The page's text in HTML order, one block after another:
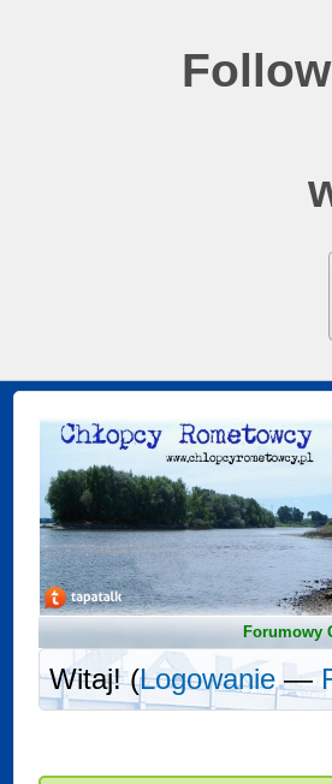
Forumowy
Witaj! (Logowanie—